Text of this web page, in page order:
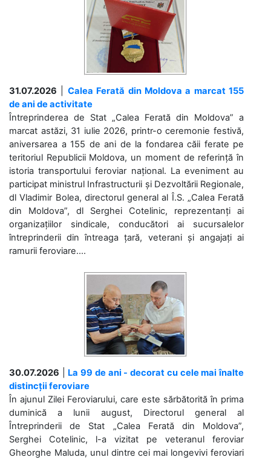
31.07.2026
Calea Ferată din Moldova a marcat 155
de ani de activitate
Întreprinderea de Stat „Calea Ferată din Moldova” a
marcat astăzi, 31 iulie 2026, printr-o ceremonie festivă,
aniversarea a 155 de ani de la fondarea căii ferate pe
teritoriul Republicii Moldova, un moment de referință în
istoria transportului feroviar național. La eveniment au
participat ministrul Infrastructurii și Dezvoltării Regionale,
dl Vladimir Bolea, directorul general al Î.S. „Calea Ferată
din Moldova”, dl Serghei Cotelinic, reprezentanți ai
organizațiilor sindicale, conducători ai sucursalelor
întreprinderii din întreaga țară, veterani și angajați ai
ramurii feroviare....
30.07.2026
La 99 de ani - decorat cu cele mai înalte
distincții feroviare
În ajunul Zilei Feroviarului, care este sărbătorită în prima
duminică a lunii august, Directorul general al
Întreprinderii de Stat „Calea Ferată din Moldova”,
Serghei Cotelinic, l-a vizitat pe veteranul feroviar
Gheorghe Maluda, unul dintre cei mai longevivi feroviari